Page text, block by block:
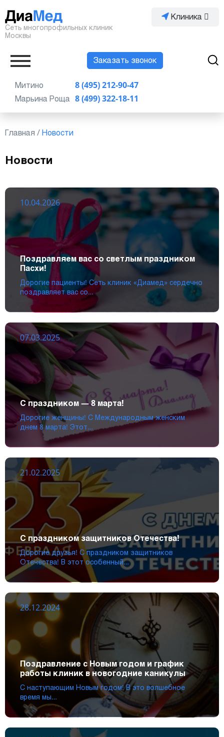
Сеть многопрофильных клиник
Москвы
Клиника
Заказать звонок
8 (495) 212-90-47
Митино
8 (499) 322-18-11
Марьина Роща
Главная / Новости
Новости
10.04.2026
Поздравляем вас со светлым праздником
Пасхи!
Дорогие пациенты! Сеть клиник «Диамед» сердечно
поздравляет вас со…
07.03.2025
С праздником — 8 марта!
Дорогие женщины! С Международным женским
днем 8 марта! Этот…
21.02.2025
С праздником защитников Отечества!
Дорогие друзья! С праздником защитников
Отечества! В этот особенный…
28.12.2024
Поздравление с Новым годом и график
работы клиник в новогодние каникулы
С наступающим Новым годом! В это волшебное
время мы…